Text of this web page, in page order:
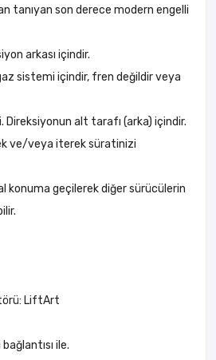
tanıyan son derece modern engelli
arkası içindir.
sistemi içindir, fren değildir veya
Direksiyonun alt tarafı (arka) içindir.
ve/veya iterek süratinizi
konuma geçilerek diğer sürücülerin
LiftArt
ile.